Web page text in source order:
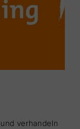
verhandeln